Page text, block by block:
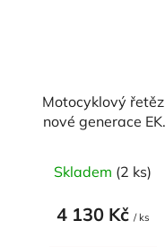
Motocyklový řetěz
nové generace EK
technologie
Skladem (2 ks)
4 130 Kč / ks